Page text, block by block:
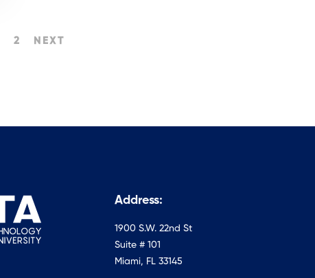
2 NEXT
Address:
1900 S.W. 22nd St
Suite # 101
Miami, FL 33145